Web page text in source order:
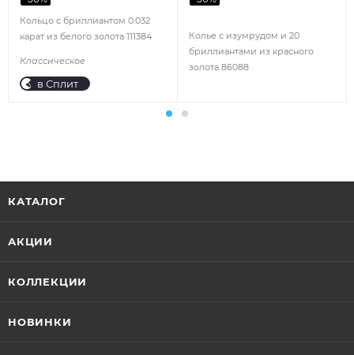
Кольцо с бриллиантом 0.032
карат из белого золота 111384
Классическое
в Сплит
Колье с изумрудом и 20
бриллиантами из красного
золота 86088
КАТАЛОГ
АКЦИИ
КОЛЛЕКЦИИ
НОВИНКИ